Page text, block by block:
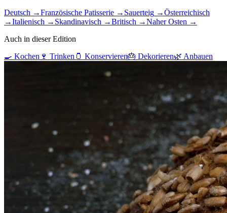
Deutsch →Französische Patisserie → Sauerteig →Österreichisch
→Italienisch → Skandinavisch →Britisch →Naher Osten →
Auch in dieser Edition
🍳 Kochen 🍷 Trinken 🫙 Konservieren🎂 Dekorieren🌿 Anbauen